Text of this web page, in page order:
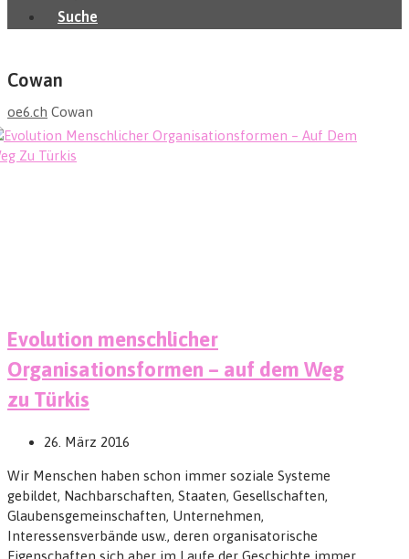
Suche
Cowan
oe6.ch Cowan
Evolution menschlicher
Organisationsformen – auf dem Weg
zu Türkis
26. März 2016
Wir Menschen haben schon immer soziale Systeme
gebildet, Nachbarschaften, Staaten, Gesellschaften,
Glaubensgemeinschaften, Unternehmen,
Interessensverbände usw., deren organisatorische